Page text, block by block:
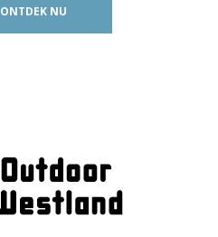
ONTDEK NU